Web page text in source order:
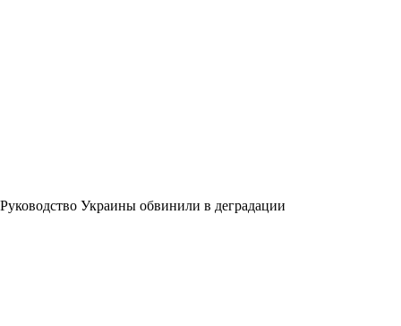
Руководство Украины обвинили в деградации